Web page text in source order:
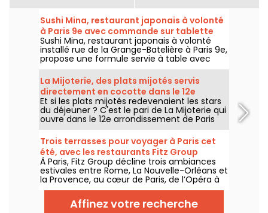
Sushi Mina, restaurant japonais à volonté
à Paris 9e avec commande sur tablette
Sushi Mina, restaurant japonais à volonté
installé rue de la Grange-Batelière à Paris 9e,
propose une formule servie à table avec
commande sur tablette. Sushis, makis,
gyozas, brochettes et plats préparés à la
demande sont proposés midi et soir, du
mardi au dimanche.
La Mijoterie, des plats mijotés servis
directement en cocotte dans le 12e
arrondissement
Et si les plats mijotés redevenaient les stars
du déjeuner ? C'est le pari de La Mijoterie qui
ouvre dans le 12e arrondissement de Paris
avec une cuisine de longue cuisson
imaginée par le chef Augustin Garnier et
servie directement dans des cocottes.
Trois terrasses pour voyager à Paris cet
été, avec les restaurants Fitz Group
À Paris, Fitz Group décline trois ambiances
estivales entre Rome, La Nouvelle-Orléans et
la Provence, au cœur de Paris, de l’Opéra à
la Tour Eiffel. Chaque adresse, grâce à sa
terrasse, offre une escale à part entière,
sans quitter la capitale .
Affinez votre recherche